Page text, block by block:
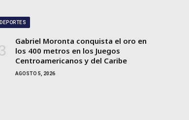
DEPORTES
Gabriel Moronta conquista el oro en
los 400 metros en los Juegos
Centroamericanos y del Caribe
AGOSTO 5, 2026